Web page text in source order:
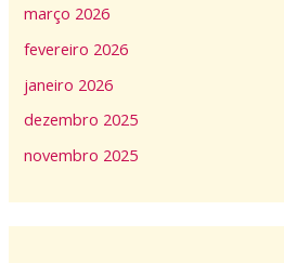
março 2026
fevereiro 2026
janeiro 2026
dezembro 2025
novembro 2025